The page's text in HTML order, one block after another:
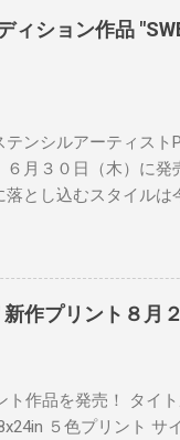
ィション作品
ンシルアーティス
月３０日（木）に
とし込むスタイルは
YELLOW エディ
購入は、 こ
作プリント８月
ト作品を発売！ タイ
５色プリント